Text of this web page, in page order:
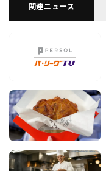
関連ニュース